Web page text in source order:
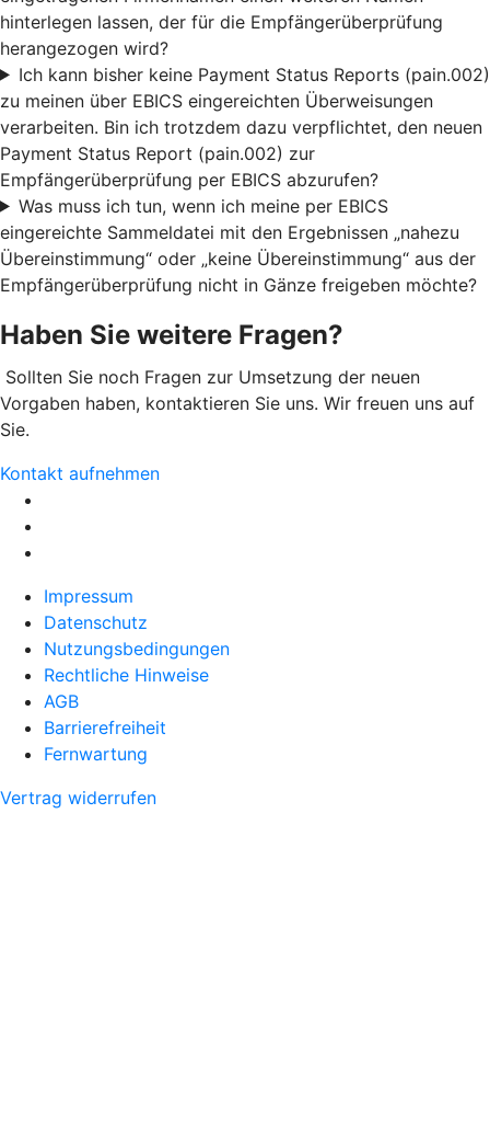
hinterlegen lassen, der für die Empfängerüberprüfung
herangezogen wird?
Ich kann bisher keine Payment Status Reports (pain.002)
zu meinen über EBICS eingereichten Überweisungen
verarbeiten. Bin ich trotzdem dazu verpflichtet, den neuen
Payment Status Report (pain.002) zur
Empfängerüberprüfung per EBICS abzurufen?
Was muss ich tun, wenn ich meine per EBICS
eingereichte Sammeldatei mit den Ergebnissen „nahezu
Übereinstimmung“ oder „keine Übereinstimmung“ aus der
Empfängerüberprüfung nicht in Gänze freigeben möchte?
Haben Sie weitere Fragen?
Sollten Sie noch Fragen zur Umsetzung der neuen
Vorgaben haben, kontaktieren Sie uns. Wir freuen uns auf
Sie.
Kontakt aufnehmen
Impressum
Datenschutz
Nutzungsbedingungen
Rechtliche Hinweise
AGB
Barrierefreiheit
Fernwartung
Vertrag widerrufen